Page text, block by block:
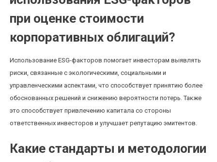
при оценке стоимости
корпоративных облигаций?
Использование ESG-факторов помогает инвесторам выявлять
риски, связанные с экологическими, социальными и
управленческими аспектами, что способствует принятию более
обоснованных решений и снижению вероятности потерь. Также
это способствует привлечению капитала со стороны
ответственных инвесторов и улучшает репутацию эмитентов.
Какие стандарты и методологии